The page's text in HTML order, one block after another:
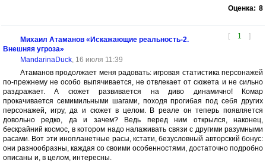
Оценка: 8
[ 1 ]
Михаил Атаманов «Искажающие реальность-2.
Внешняя угроза»
MandarinaDuck, 16 июля 11:39
Атаманов продолжает меня радовать: игровая статистика персонажей
по-прежнему не особо выпячивается, не отвлекает от сюжета и не сильно
раздражает. А сюжет развивается на диво динамично! Комар
прокачивается семимильными шагами, походя прогибая под себя других
персонажей, игру, да и сюжет в целом. В реале он теперь появляется
довольно редко, да и зачем? Ведь перед ним открылся, наконец,
бескрайний космос, в котором надо налаживать связи с другими разумными
расами. Вот эти инопланетные расы, кстати, безусловный авторский бонус:
они разнообразны, каждая со своими особенностями, достаточно подробно
описаны и, в целом, интересны.